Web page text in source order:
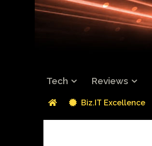
Tech Reviews
Biz.IT Excellence